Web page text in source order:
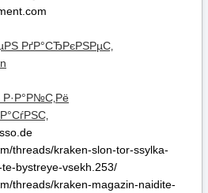
threads/kraken-magazin-naidite-
threads/kraken-slon-ssylka-na-
mire-vozmozhnostei-1-1.748/
threads/kraken-slon-slon-tor-
KRAKEN по безопасному
доступа к KRAKEN. Для
работы площадки KRAKEN
обозреватель. Рекомендуем